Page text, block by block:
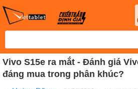
Vivo S15e ra mắt - Đánh giá
đáng mua trong phân khúc?